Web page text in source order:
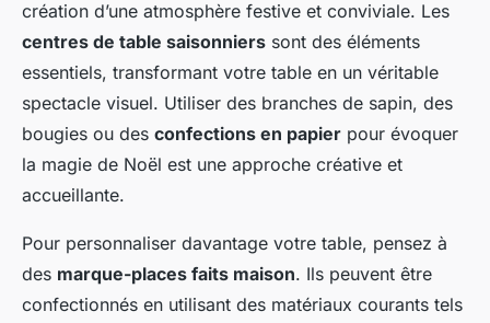
création d’une atmosphère festive et conviviale. Les
centres de table saisonniers sont des éléments
essentiels, transformant votre table en un véritable
spectacle visuel. Utiliser des branches de sapin, des
bougies ou des confections en papier pour évoquer
la magie de Noël est une approche créative et
accueillante.
Pour personnaliser davantage votre table, pensez à
des marque-places faits maison. Ils peuvent être
confectionnés en utilisant des matériaux courants tels